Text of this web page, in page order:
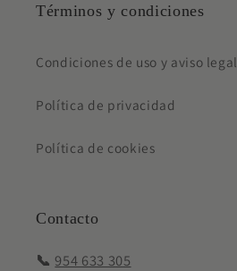
Términos y condiciones
Condiciones de uso y aviso legal
Política de privacidad
Política de cookies
Contacto
📞 954 633 305